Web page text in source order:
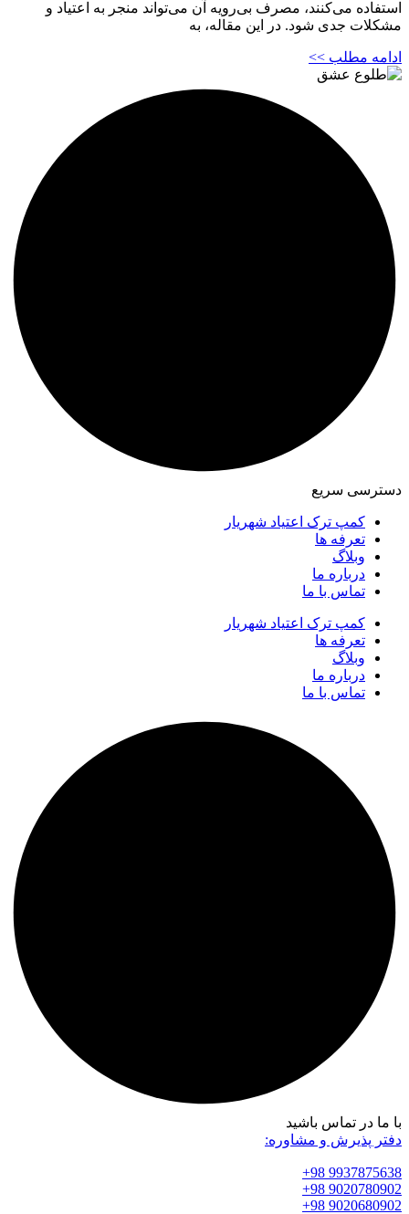
استفاده می‌کنند، مصرف بی‌رویه آن می‌تواند منجر به اعتیاد و
مشکلات جدی شود. در این مقاله، به
ادامه مطلب >>
دسترسی سریع
کمپ ترک اعتیاد شهریار
تعرفه ها
وبلاگ
درباره ما
تماس با ما
کمپ ترک اعتیاد شهریار
تعرفه ها
وبلاگ
درباره ما
تماس با ما
با ما در تماس باشید
دفتر پذیرش و مشاوره:
9937875638 98+
9020780902 98+
9020680902 98+